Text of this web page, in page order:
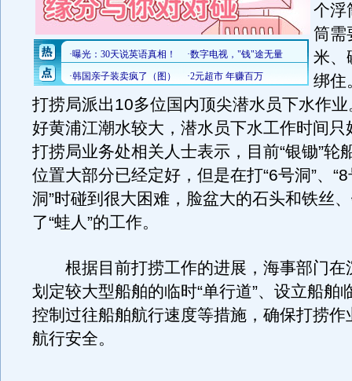
个浮
筒需
米、
绑住
打捞局派出10多位国内顶尖潜水员下水作业
好黄浦江潮水较大，潜水员下水工作时间只
打捞局业务处相关人士表示，目前“银锄”轮
位置大部分已经定好，但是在打“6号洞”、“8
洞”时碰到很大困难，脸盆大的石头和铁丝
了“蛙人”的工作。
根据目前打捞工作的进展，海事部门在
划定较大型船舶的临时“单行道”、设立船舶
控制过往船舶航行速度等措施，确保打捞作
航行安全。